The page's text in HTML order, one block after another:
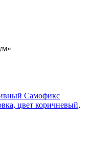
Самофикс
цвет коричневый,